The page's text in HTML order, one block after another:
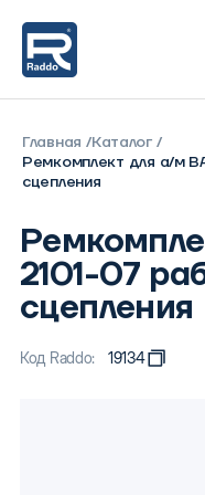
Главная Каталог
Ремкомплект для а/м
сцепления
2101-07
сцепления
Код Raddo: 19134